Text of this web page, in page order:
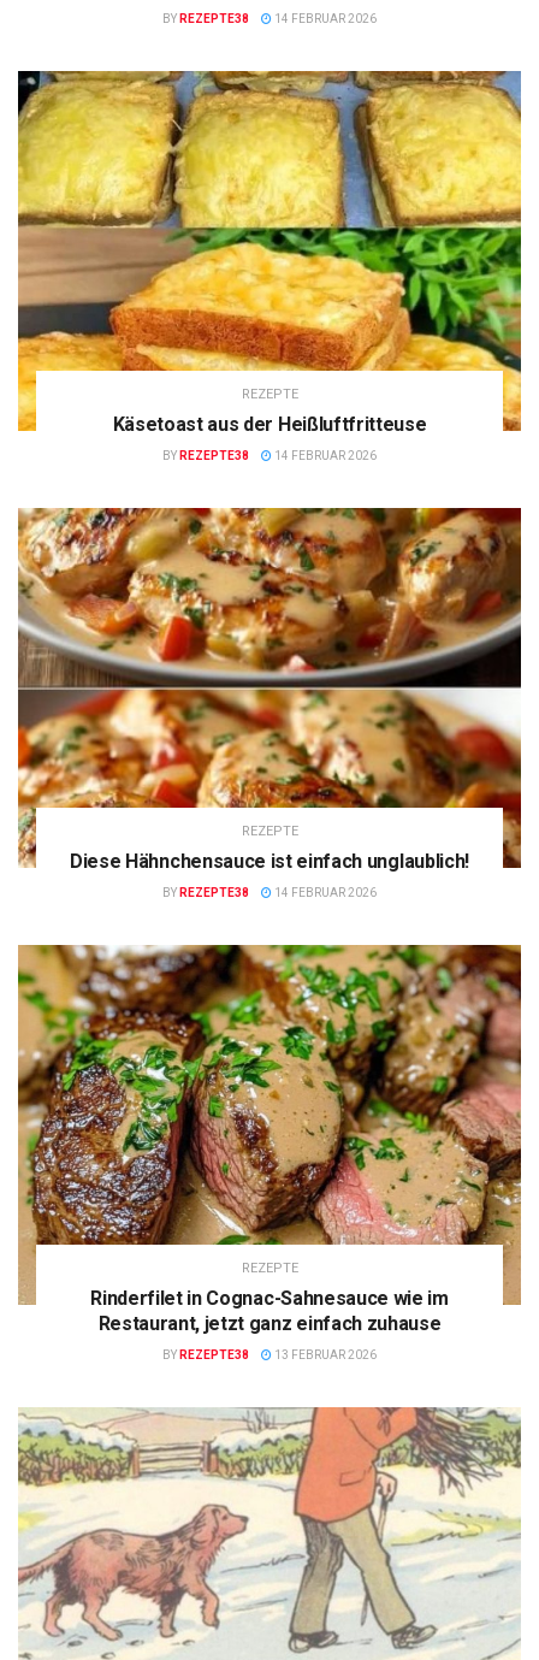
BY REZEPTE38 14 FEBRUAR 2026
REZEPTE
Käsetoast aus der Heißluftfritteuse
BY REZEPTE38 14 FEBRUAR 2026
REZEPTE
Diese Hähnchensauce ist einfach unglaublich!
BY REZEPTE38 14 FEBRUAR 2026
REZEPTE
Rinderfilet in Cognac-Sahnesauce wie im
Restaurant, jetzt ganz einfach zuhause
BY REZEPTE38 13 FEBRUAR 2026